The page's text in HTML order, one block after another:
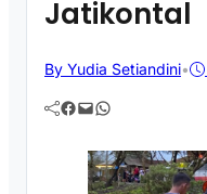
Jatikontal
By Yudia Setiandini•
Facebook Mail WhatsApp